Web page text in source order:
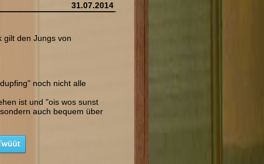
31.07.2014
gilt den Jungs von
noch nicht alle
ist und "ois wos sunst
auch bequem über